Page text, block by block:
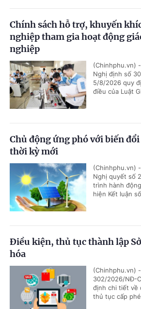
Chính sách hỗ trợ, khuyến
nghiệp tham gia hoạt động
nghiệp
(Chinhphu.vn)
Nghị định số
5/8/2026 quy
điều của Luật
Chủ động ứng phó với biến
thời kỳ mới
(Chinhphu.vn)
Nghị quyết số
trình hành
hiện Kết luận
Điều kiện, thủ tục thành lập
hóa
(Chinhphu.vn)
302/2026/NĐ-
định chi tiết về
thủ tục cấp